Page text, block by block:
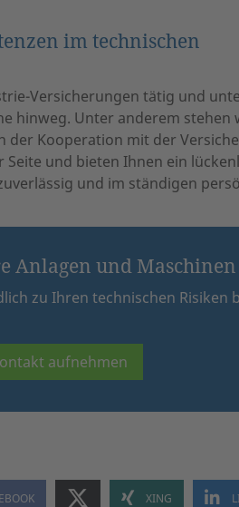
im technischen
Versicherungen tätig und
hinweg. Unter anderem stehen
der Kooperation mit der
und bieten Ihnen ein
und im ständigen
Anlagen und
zu Ihren technischen Risiken
aufnehmen